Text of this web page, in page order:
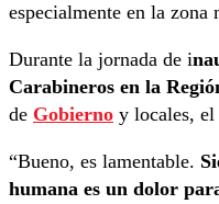
especialmente en la zona
Durante la jornada de i
Carabineros en la
de Gobierno y locales, el
“Bueno, es lamentable.
humana es un dolor